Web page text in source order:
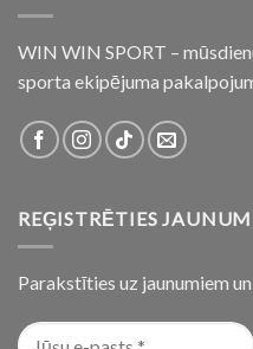
WIN WIN SPORT –
sporta ekipējuma
REĢISTRĒTIES
Parakstīties uz jaunumiem